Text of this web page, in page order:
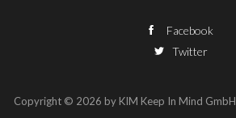
Facebook
Twitter
Copyright © 2026 by KIM Keep In Mind